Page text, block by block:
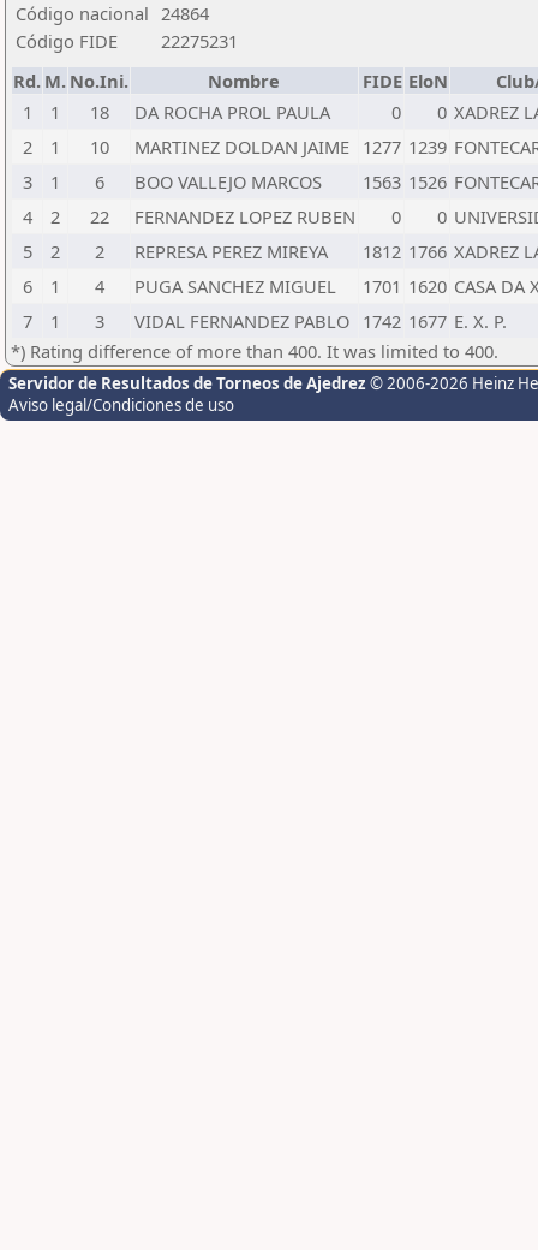
Código nacional 24864
Código FIDE
22275231
Rd. M. No.Ini. Nombre FIDE EloN
1
1 18 DA ROCHA PROL PAULA 0 0 XADREZ
2
1 10 MARTINEZ DOLDAN JAIME 1277 1239
3
1 6 BOO VALLEJO MARCOS 1563 1526
4
2 22 FERNANDEZ LOPEZ RUBEN 0 0
5
2 2 REPRESA PEREZ MIREYA 1812 1766 XADREZ
6
1 4 PUGA SANCHEZ MIGUEL 1701 1620 CASA DA
7
1 3 VIDAL FERNANDEZ PABLO 1742 1677 E. X. P.
*) Rating difference of more than 400. It was limited to 400.
Servidor de Resultados de Torneos de Ajedrez © 2006-2026 Heinz
Aviso legal/Condiciones de uso